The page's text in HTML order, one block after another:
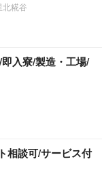
糀谷
入寮/製造・工場/
相談可/サービス付